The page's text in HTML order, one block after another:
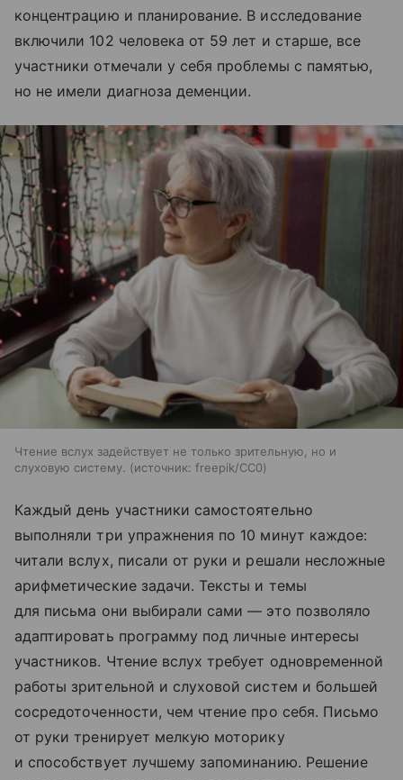
концентрацию и планирование. В исследование
включили 102 человека от 59 лет и старше, все
участники отмечали у себя проблемы с памятью,
но не имели диагноза деменции.
Чтение вслух задействует не только зрительную, но и
слуховую систему.
источник: freepik/CC0
Каждый день участники самостоятельно
выполняли три упражнения по 10 минут каждое:
читали вслух, писали от руки и решали несложные
арифметические задачи. Тексты и темы
для письма они выбирали сами — это позволяло
адаптировать программу под личные интересы
участников. Чтение вслух требует одновременной
работы зрительной и слуховой систем и большей
сосредоточенности, чем чтение про себя. Письмо
от руки тренирует мелкую моторику
и способствует лучшему запоминанию. Решение